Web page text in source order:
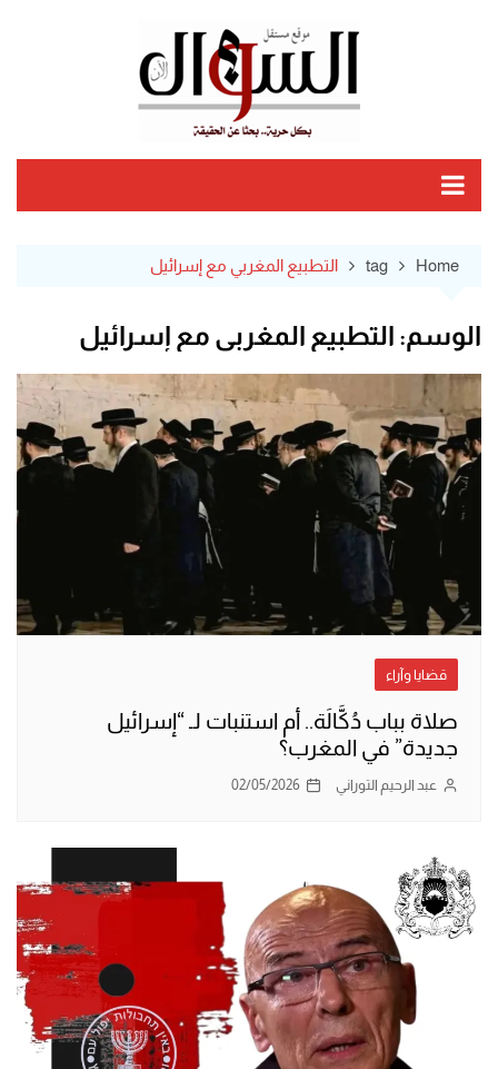
Home
tag التطبيع المغربي مع إسرائيل
الوسم: التطبيع المغربي مع إسرائيل
قضايا وآراء
صلاة بباب دُكَّالَة.. أم استنبات لـ “إسرائيل
جديدة” في المغرب؟
عبد الرحيم التوراني 02/05/2026